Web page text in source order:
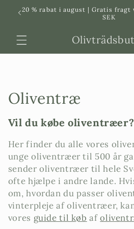
Svenska Dansk
20 % rabat i august | Gratis fragt
SEK
P
r
o
d
u
k
t
Oliventræ
Vil du købe oliventræer?
Her finder du alle vores
unge oliventræer til 500 år
sender oliventræer til hele
ofte hjælpe i andre lande.
om, hvordan du passer
vinterpleje af oliventræer,
vores guide til køb af